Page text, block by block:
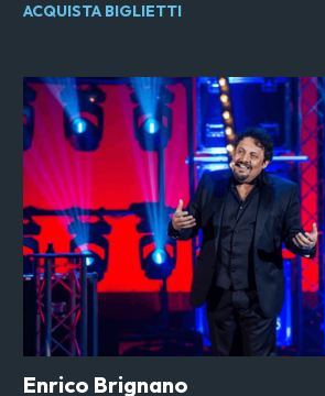
ACQUISTA BIGLIETTI
Enrico Brignano